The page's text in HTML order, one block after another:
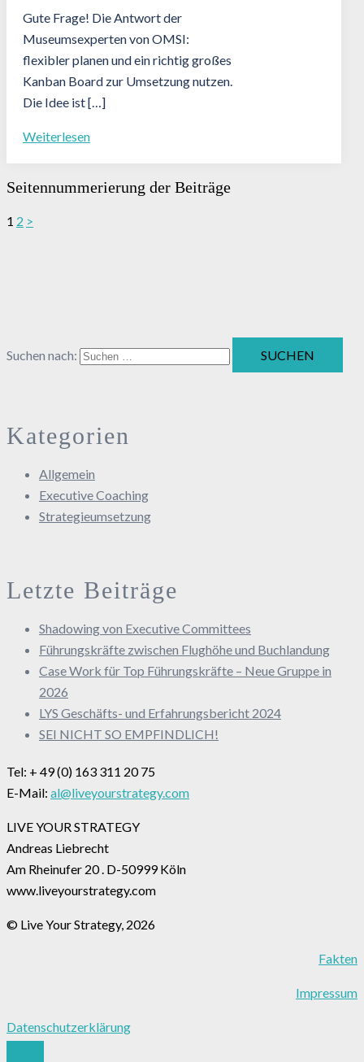
Gute Frage! Die Antwort der
Museumsexperten von OMSI:
flexibler planen und ein richtig großes
Kanban Board zur Umsetzung nutzen.
Die Idee ist […]
Weiterlesen
Seitennummerierung der Beiträge
1 2 >
Suchen nach:
Kategorien
Allgemein
Executive Coaching
Strategieumsetzung
Letzte Beiträge
Shadowing von Executive Committees
Führungskräfte zwischen Flughöhe und Buchlandung
Case Work für Top Führungskräfte – Neue Gruppe in
2026
LYS Geschäfts- und Erfahrungsbericht 2024
SEI NICHT SO EMPFINDLICH!
Tel: + 49 (0) 163 311 20 75
E-Mail: al@liveyourstrategy.com
LIVE YOUR STRATEGY
Andreas Liebrecht
Am Rheinufer 20 . D-50999 Köln
www.liveyourstrategy.com
© Live Your Strategy, 2026
Fakten
Impressum
Datenschutzerklärung